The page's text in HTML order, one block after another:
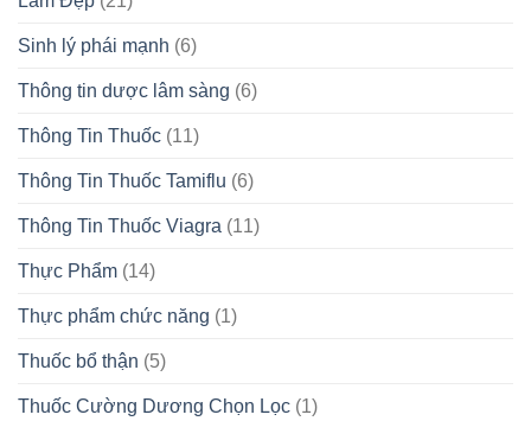
Sinh lý phái mạnh (6)
Thông tin dược lâm sàng (6)
Thông Tin Thuốc (11)
Thông Tin Thuốc Tamiflu (6)
Thông Tin Thuốc Viagra (11)
Thực Phẩm (14)
Thực phẩm chức năng (1)
Thuốc bổ thận (5)
Thuốc Cường Dương Chọn Lọc (1)